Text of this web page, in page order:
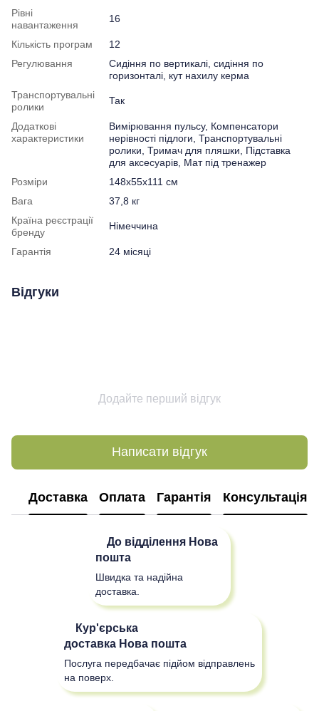
Рівні
навантаження
16
Кількість програм
12
Регулювання
Сидіння по вертикалі, сидіння по
горизонталі, кут нахилу керма
Транспортувальні
ролики
Так
Додаткові
характеристики
Вимірювання пульсу, Компенсатори
нерівності підлоги, Транспортувальні
ролики, Тримач для пляшки, Підставка
для аксесуарів, Мат під тренажер
Розміри
148x55x111 см
Вага
37,8 кг
Країна реєстрації
бренду
Німеччина
Гарантія 24 місяці
Відгуки
Додайте перший відгук
Написати відгук
Доставка Оплата Гарантія Консультація
До відділення Нова
пошта
Швидка та надійна
доставка.
Кур'єрська
доставка Нова пошта
Послуга передбачає підйом відправлень
на поверх.